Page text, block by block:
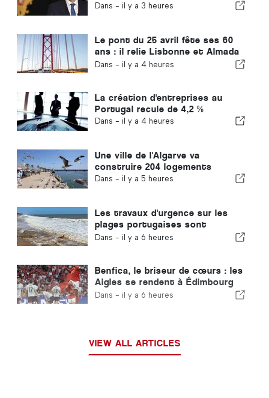
Dans - il y a 3 heures
Le pont du 25 avril fête ses 60
ans : il relie Lisbonne et Almada
depuis tout ce temps
Dans - il y a 4 heures
La création d'entreprises au
Portugal recule de 4,2 %
Dans - il y a 4 heures
Une ville de l'Algarve va
construire 204 logements
Dans - il y a 5 heures
Les travaux d'urgence sur les
plages portugaises sont
terminés
Dans - il y a 6 heures
Benfica, le briseur de cœurs : les
Aigles se rendent à Édimbourg
avec un pied déjà qualifié pour le
Dans - il y a 6 heures
VIEW ALL ARTICLES